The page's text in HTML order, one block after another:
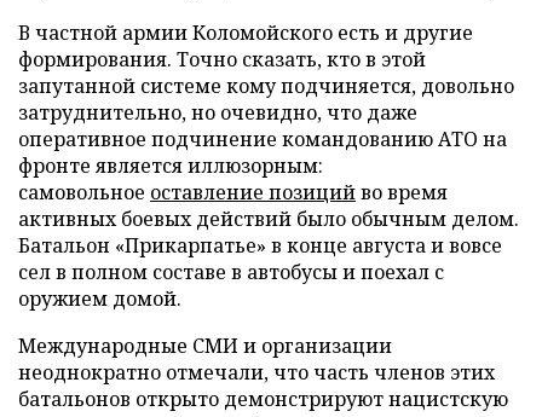
В частной армии Коломойского есть и другие
формирования. Точно сказать, кто в этой
запутанной системе кому подчиняется, довольно
затруднительно, но очевидно, что даже
оперативное подчинение командованию АТО на
фронте является иллюзорным:
самовольное оставление позицийво время
активных боевых действий было обычным делом.
Батальон «Прикарпатье» в конце августа и вовсе
сел в полном составе в автобусы и поехал с
оружием домой.
Международные СМИ и организации
неоднократно отмечали, что часть членов этих
батальонов открыто демонстрируют нацистскую